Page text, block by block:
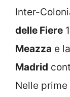
Inter-
delle Fiere
Meazza e
Madrid
Nelle prime